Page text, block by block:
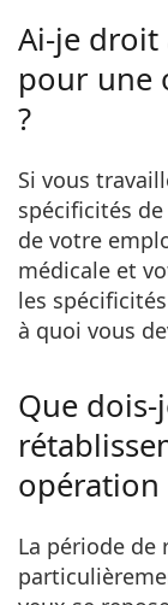
Ai-je droit
pour une
?
Si vous
spécificités
de votre
médicale et
les
à quoi vous
Que
opération
La période